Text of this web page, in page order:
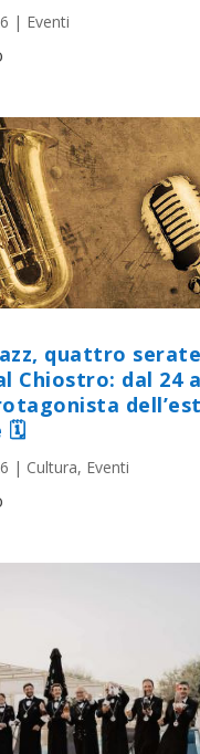
| Eventi
quattro
Chiostro: dal 24
🗓
| Cultura, Eventi